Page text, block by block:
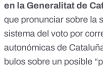
en la Generalitat de
que pronunciar sobre la
sistema del voto por
autonómicas de
bulos sobre un posible